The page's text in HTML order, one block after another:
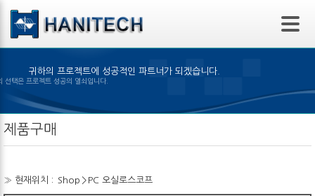
본문 바로가기
귀하의 프로젝트에 성공적인 파트너가 되겠습니다.
은 제품의 선택은 프로젝트 성공의 열쇠입니다.
제품구매
» 현재위치 : Shop > PC 오실로스코프